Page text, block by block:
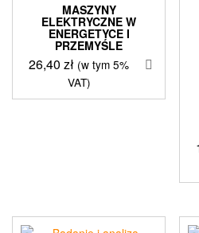
MASZYNY
ELEKTRYCZNE W
ENERGETYCE I
PRZEMYŚLE
26,40zł (w tym 5%
VAT)